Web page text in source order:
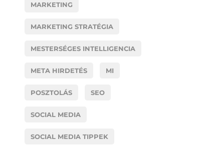
MARKETING
MARKETING STRATÉGIA
MESTERSÉGES INTELLIGENCIA
META HIRDETÉS MI
POSZTOLÁS SEO
SOCIAL MEDIA
SOCIAL MEDIA TIPPEK